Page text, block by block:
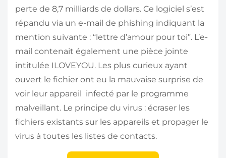
perte de 8,7 milliards de dollars. Ce logiciel s’est
répandu via un e-mail de phishing indiquant la
mention suivante : “lettre d’amour pour toi”. L’e-
mail contenait également une pièce jointe
intitulée ILOVEYOU. Les plus curieux ayant
ouvert le fichier ont eu la mauvaise surprise de
voir leur appareil infecté par le programme
malveillant. Le principe du virus : écraser les
fichiers existants sur les appareils et propager le
virus à toutes les listes de contacts.